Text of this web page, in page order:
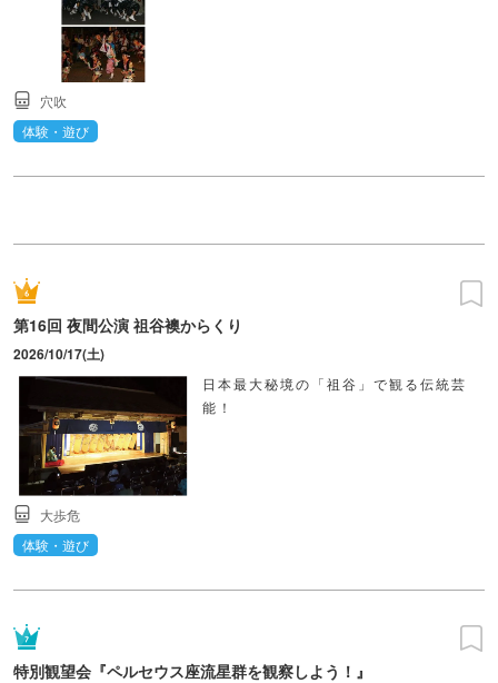
穴吹
体験・遊び
第16回 夜間公演 祖谷襖からくり
2026/10/17(土)
日本最大秘境の「祖谷」で観る伝統芸
能！
大歩危
体験・遊び
特別観望会『ペルセウス座流星群を観察しよう！』